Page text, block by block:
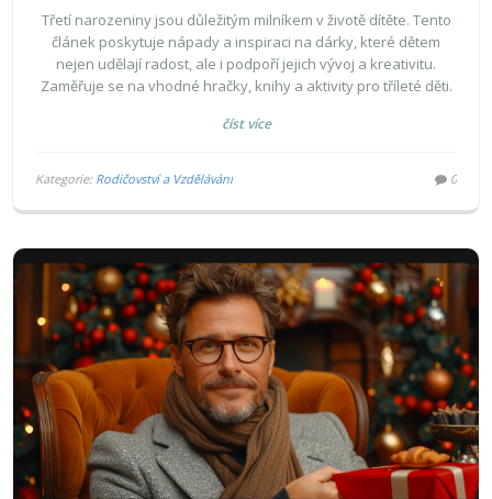
Třetí narozeniny jsou důležitým milníkem v životě dítěte. Tento
článek poskytuje nápady a inspiraci na dárky, které dětem
nejen udělají radost, ale i podpoří jejich vývoj a kreativitu.
Zaměřuje se na vhodné hračky, knihy a aktivity pro tříleté děti.
číst více
Kategorie: Rodičovství a Vzdělávání 0